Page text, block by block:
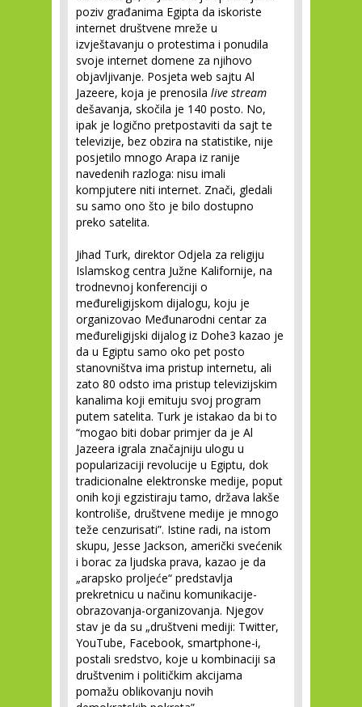
poziv građanima Egipta da iskoriste
internet društvene mreže u
izvještavanju o protestima i ponudila
svoje internet domene za njihovo
objavljivanje. Posjeta web sajtu Al
Jazeere, koja je prenosila live stream
dešavanja, skočila je 140 posto. No,
ipak je logično pretpostaviti da sajt te
televizije, bez obzira na statistike, nije
posjetilo mnogo Arapa iz ranije
navedenih razloga: nisu imali
kompjutere niti internet. Znači, gledali
su samo ono što je bilo dostupno
preko satelita.
Jihad Turk, direktor Odjela za religiju
Islamskog centra Južne Kalifornije, na
trodnevnoj konferenciji o
međureligijskom dijalogu, koju je
organizovao Međunarodni centar za
međureligijski dijalog iz Dohe3 kazao je
da u Egiptu samo oko pet posto
stanovništva ima pristup internetu, ali
zato 80 odsto ima pristup televizijskim
kanalima koji emituju svoj program
putem satelita. Turk je istakao da bi to
“mogao biti dobar primjer da je Al
Jazeera igrala značajniju ulogu u
popularizaciji revolucije u Egiptu, dok
tradicionalne elektronske medije, poput
onih koji egzistiraju tamo, država lakše
kontroliše, društvene medije je mnogo
teže cenzurisati”. Istine radi, na istom
skupu, Jesse Jackson, američki svećenik
i borac za ljudska prava, kazao je da
„arapsko proljeće“ predstavlja
prekretnicu u načinu komunikacije-
obrazovanja-organizovanja. Njegov
stav je da su „društveni mediji: Twitter,
YouTube, Facebook, smartphone-i,
postali sredstvo, koje u kombinaciji sa
društvenim i političkim akcijama
pomažu oblikovanju novih